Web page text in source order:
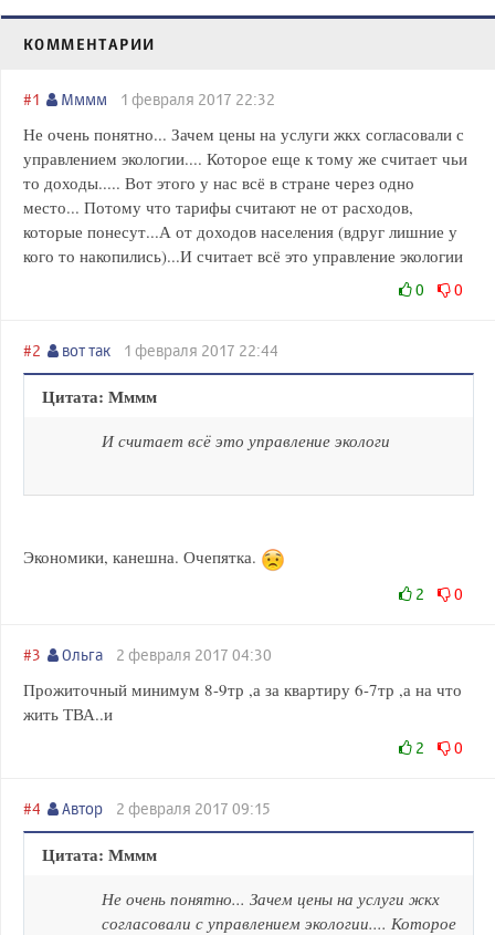
КОММЕНТАРИИ
#1 Мммм 1 февраля 2017 22:32
Не очень понятно... Зачем цены на услуги жкх согласовали с
управлением экологии.... Которое еще к тому же считает чьи
то доходы..... Вот этого у нас всё в стране через одно
место... Потому что тарифы считают не от расходов,
которые понесут...А от доходов населения (вдруг лишние у
кого то накопились)...И считает всё это управление экологии
0 0
#2 вот так 1 февраля 2017 22:44
Цитата: Мммм
И считает всё это управление экологи
Экономики, канешна. Очепятка.
2 0
#3 Ольга 2 февраля 2017 04:30
Прожиточный минимум 8-9тр ,а за квартиру 6-7тр ,а на что
жить ТВА..и
2 0
#4 Автор 2 февраля 2017 09:15
Цитата: Мммм
Не очень понятно... Зачем цены на услуги жкх
согласовали с управлением экологии.... Которое